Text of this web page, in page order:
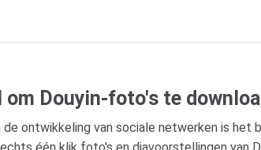
om Douyin-foto's te
ontwikkeling van sociale netwerken is het